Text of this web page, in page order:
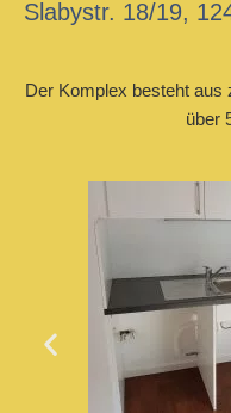
Slabystr. 18/19,
Der Komplex besteht aus
über